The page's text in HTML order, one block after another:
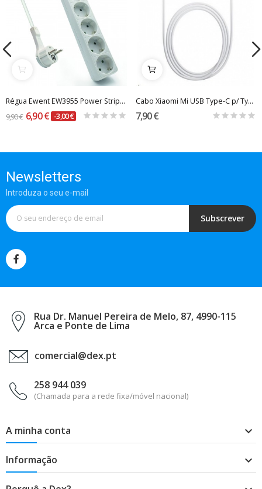
Régua Ewent EW3955 Power Strip 5 Tomadas Schuko...
9,90 € 6,90 € -3,00 €
Cabo Xiaomi Mi USB Type-C p/ Type-C 1.5m Branco
7,90 €
Newsletters
Introduza o seu e-mail
Subscrever
Rua Dr. Manuel Pereira de Melo, 87, 4990-115
Arca e Ponte de Lima
comercial@dex.pt
258 944 039
(Chamada para a rede fixa/móvel nacional)
A minha conta 
Informação 